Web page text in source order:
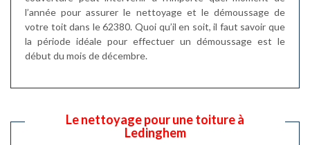
l’année pour assurer le nettoyage et le démoussage de
votre toit dans le 62380. Quoi qu’il en soit, il faut savoir que
la période idéale pour effectuer un démoussage est le
début du mois de décembre.
Le nettoyage pour une toiture à
Ledinghem